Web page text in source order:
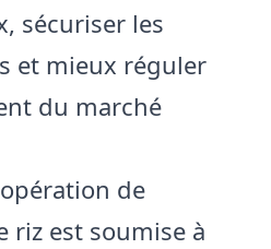
sécuriser les
et mieux réguler
du marché
de
riz est soumise à